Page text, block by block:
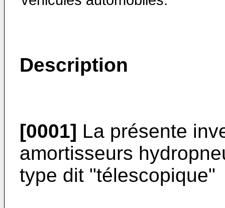
Description
[0001] La présente
amortisseurs
type dit "télescopique"